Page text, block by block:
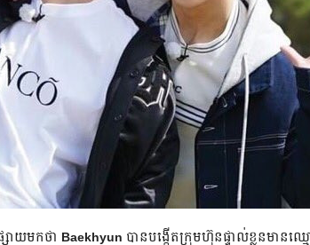
ាយ​មក​ថា Baekhyun បាន​បង្កើតក្រុមហ៊ុន​ផ្ទាល់ខ្លួនមាន​ឈ្ម